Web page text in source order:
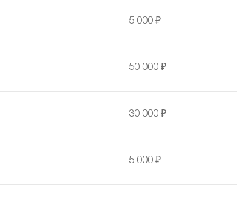
5 000 ₽
50 000 ₽
30 000 ₽
5 000 ₽